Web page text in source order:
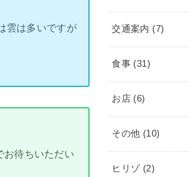
雲は多いですが
お待ちいただい
交通案内 (7)
食事 (31)
お店 (6)
その他 (10)
ヒリゾ (2)